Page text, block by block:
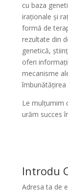
cu baza
iraționale și
formă de
rezultate din
genetică,
oferi
mecanisme
îmbunătățirea
Le mulțumim
urăm succes
Introdu
Adresa ta de